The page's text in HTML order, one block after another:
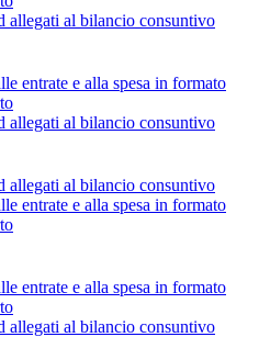
allegati al bilancio consuntivo
entrate e alla spesa in formato
allegati al bilancio consuntivo
allegati al bilancio consuntivo
entrate e alla spesa in formato
entrate e alla spesa in formato
allegati al bilancio consuntivo